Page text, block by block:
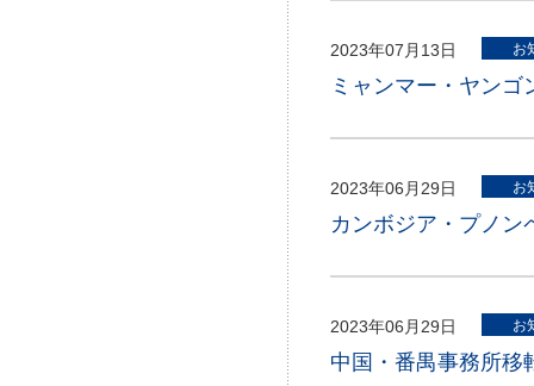
2023年07月13日 お
ミャンマー・ヤン
2023年06月29日 お
カンボジア・プノン
2023年06月29日 お
中国・番禺事務所移